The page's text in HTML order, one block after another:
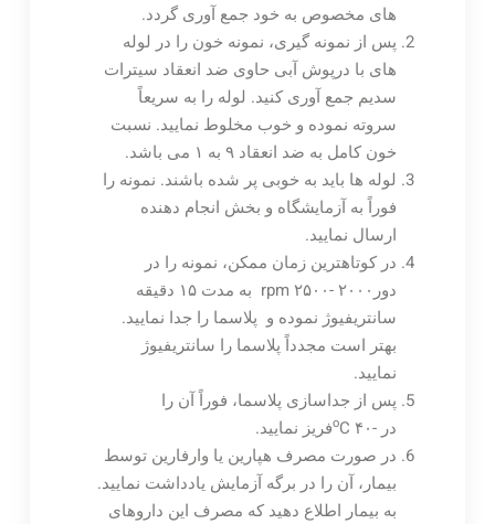
های مخصوص به خود جمع آوری گردد.
پس از نمونه گیری، نمونه خون را در لوله
های با درپوش آبی حاوی ضد انعقاد سیترات
سدیم جمع آوری کنید. لوله را به سریعاً
سروته نموده و خوب مخلوط نمایید. نسبت
خون کامل به ضد انعقاد ۹ به ۱ می باشد.
لوله ها باید به خوبی پر شده باشند. نمونه را
فوراً به آزمایشگاه و بخش انجام دهنده
ارسال نمایید.
در کوتاهترین زمان ممکن، نمونه را در
دورrpm ۲۵۰۰- ۲۰۰۰ به مدت ۱۵ دقیقه
سانتریفیوژ نموده و پلاسما را جدا نمایید.
بهتر است مجدداً پلاسما را سانتریفیوژ
نمایید.
پس از جداسازی پلاسما، فوراً آن را
در -۴۰
oCفریز نمایید.
در صورت مصرف هپارین یا وارفارین توسط
بیمار، آن را در برگه آزمایش یادداشت نمایید.
به بیمار اطلاع دهید که مصرف این داروهای